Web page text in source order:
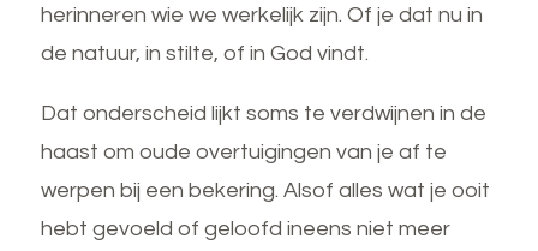
herinneren wie we werkelijk zijn. Of je dat nu in
de natuur, in stilte, of in God vindt.
Dat onderscheid lijkt soms te verdwijnen in de
haast om oude overtuigingen van je af te
werpen bij een bekering. Alsof alles wat je ooit
hebt gevoeld of geloofd ineens niet meer